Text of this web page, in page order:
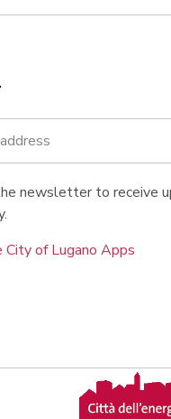
newsletter to receive
of Lugano Apps